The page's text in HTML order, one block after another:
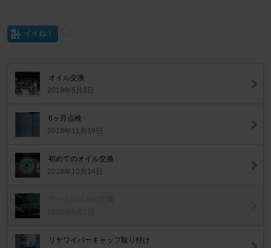
イイね！
オイル交換
2019年5月3日
6ヶ月点検
2018年11月19日
初めてのオイル交換
2018年10月14日
リヤワイパーキャップ取り付け